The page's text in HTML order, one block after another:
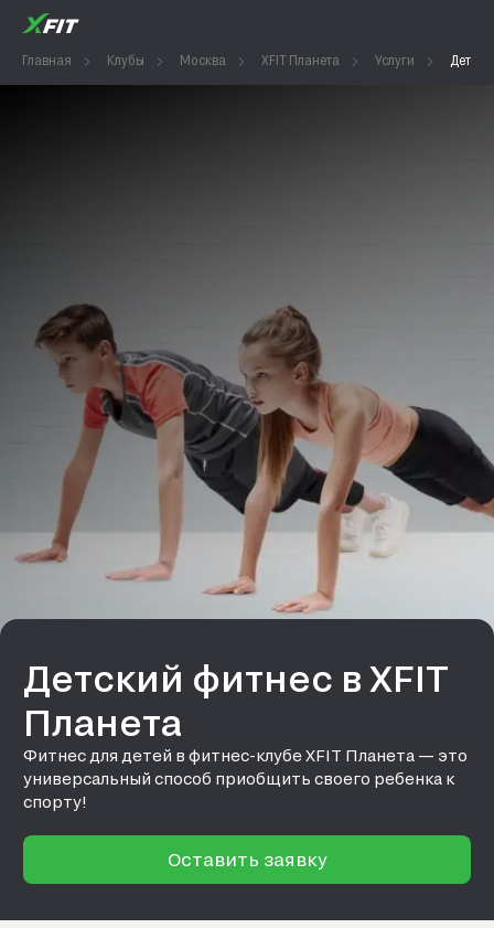
Главная Клубы Москва XFIT Планета Услуги
Детский фитнес в XFIT
Планета
Фитнес для детей в фитнес-клубе XFIT Планета — это
универсальный способ приобщить своего ребенка к
спорту!
Оставить заявку